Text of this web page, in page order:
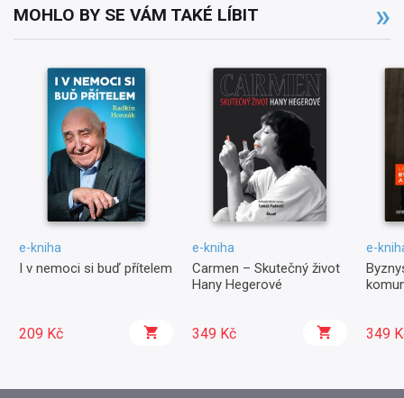
MOHLO BY SE VÁM TAKÉ LÍBIT
e-kniha
I v nemoci si buď přítelem
209 Kč
e-kniha
Carmen – Skutečný život
Hany Hegerové
349 Kč
e-
349